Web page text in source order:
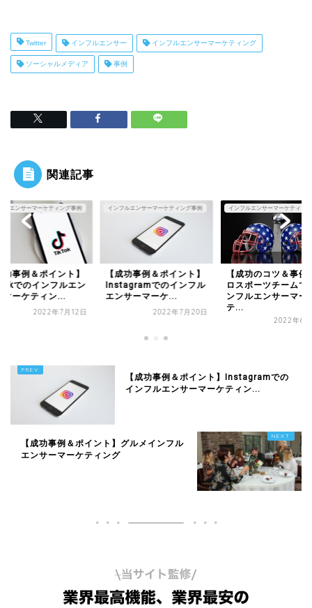
Twitter インフルエンサー インフルエンサーマーケティング
ソーシャルメディア 事例
関連記事
ルエンサーマーケティング事例
功事例＆ポイント】
でのインフルエン
マーケティン...
2022年7月12日
インフルエンサーマーケティング事例
【成功事例＆ポイント】
Instagramでのインフル
エンサーマーケ...
2022年7月20日
【成功のコツ＆事例
ロスポーツチームで
ンフルエンサーマー
テ...
2022年6
【成功事例＆ポイント】Instagramでの
インフルエンサーマーケティン...
【成功事例＆ポイント】グルメインフル
エンサーマーケティング